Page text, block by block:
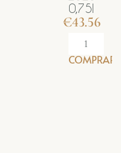
43.56
COMPRAR